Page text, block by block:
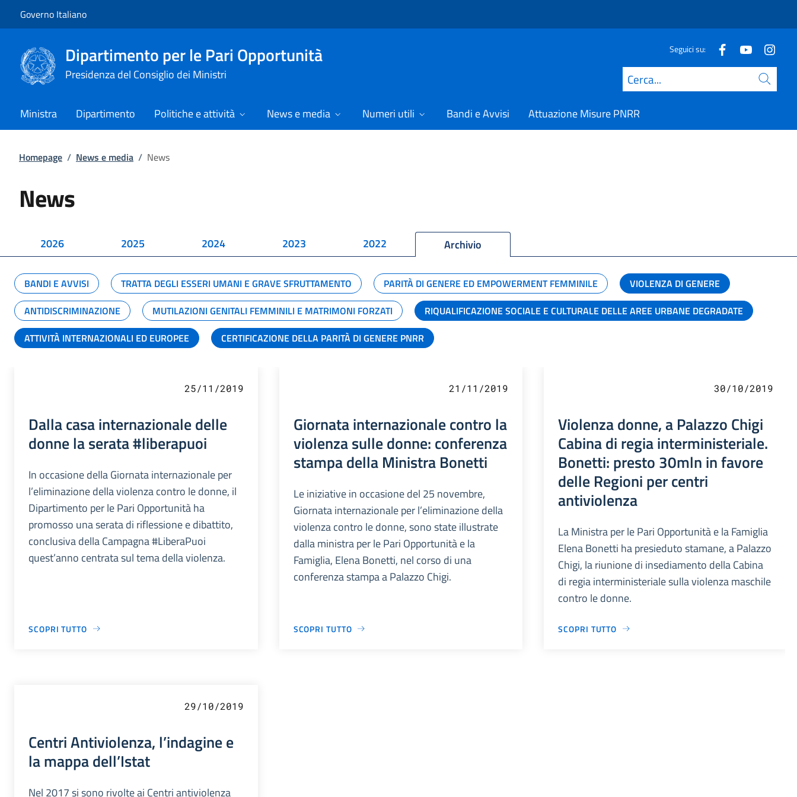
Governo Italiano
Dipartimento per le Pari Opportunità
Presidenza del Consiglio dei Ministri
Seguici su:
Cerca
Ministra Dipartimento Politiche e attività News e media Numeri utili Bandi e Avvisi Attuazione Misure PNRR
Homepage / News e media / News
News
2026 2025 2024 2023 2022 Archivio
BANDI E AVVISI TRATTA DEGLI ESSERI UMANI E GRAVE SFRUTTAMENTO PARITÀ DI GENERE ED EMPOWERMENT FEMMINILE
VIOLENZA DI GENERE
ANTIDISCRIMINAZIONE
MUTILAZIONI GENITALI FEMMINILI E MATRIMONI FORZATI
RIQUALIFICAZIONE SOCIALE E CULTURALE DELLE AREE URBANE DEGRADATE
ATTIVITÀ INTERNAZIONALI ED EUROPEE
CERTIFICAZIONE DELLA PARITÀ DI GENERE PNRR
25/11/2019
Dalla casa internazionale delle
donne la serata #liberapuoi
In occasione della Giornata internazionale per
l’eliminazione della violenza contro le donne, il
Dipartimento per le Pari Opportunità ha
promosso una serata di riflessione e dibattito,
conclusiva della Campagna #LiberaPuoi
quest’anno centrata sul tema della violenza.
SCOPRI TUTTO
21/11/2019
Giornata internazionale contro la
violenza sulle donne: conferenza
stampa della Ministra Bonetti
Le iniziative in occasione del 25 novembre,
Giornata internazionale per l’eliminazione della
violenza contro le donne, sono state illustrate
dalla ministra per le Pari Opportunità e la
Famiglia, Elena Bonetti, nel corso di una
conferenza stampa a Palazzo Chigi.
SCOPRI TUTTO
30/10/2019
Violenza donne, a Palazzo Chigi
Cabina di regia interministeriale.
Bonetti: presto 30mln in favore
delle Regioni per centri
antiviolenza
La Ministra per le Pari Opportunità e la Famiglia
Elena Bonetti ha presieduto stamane, a Palazzo
Chigi, la riunione di insediamento della Cabina
di regia interministeriale sulla violenza maschile
contro le donne.
SCOPRI TUTTO
29/10/2019
Centri Antiviolenza, l’indagine e
la mappa dell’Istat
Nel 2017 si sono rivolte ai Centri antiviolenza